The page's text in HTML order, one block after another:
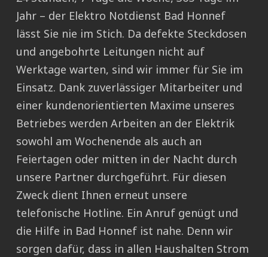
Jahr – der Elektro Notdienst Bad Honnef
lässt Sie nie im Stich. Da defekte Steckdosen
und angebohrte Leitungen nicht auf
Werktage warten, sind wir immer für Sie im
Einsatz. Dank zuverlässiger Mitarbeiter und
einer kundenorientierten Maxime unseres
Betriebes werden Arbeiten an der Elektrik
sowohl am Wochenende als auch an
Feiertagen oder mitten in der Nacht durch
unsere Partner durchgeführt. Für diesen
Zweck dient Ihnen erneut unsere
telefonische Hotline. Ein Anruf genügt und
die Hilfe in Bad Honnef ist nahe. Denn wir
sorgen dafür, dass in allen Haushalten Strom